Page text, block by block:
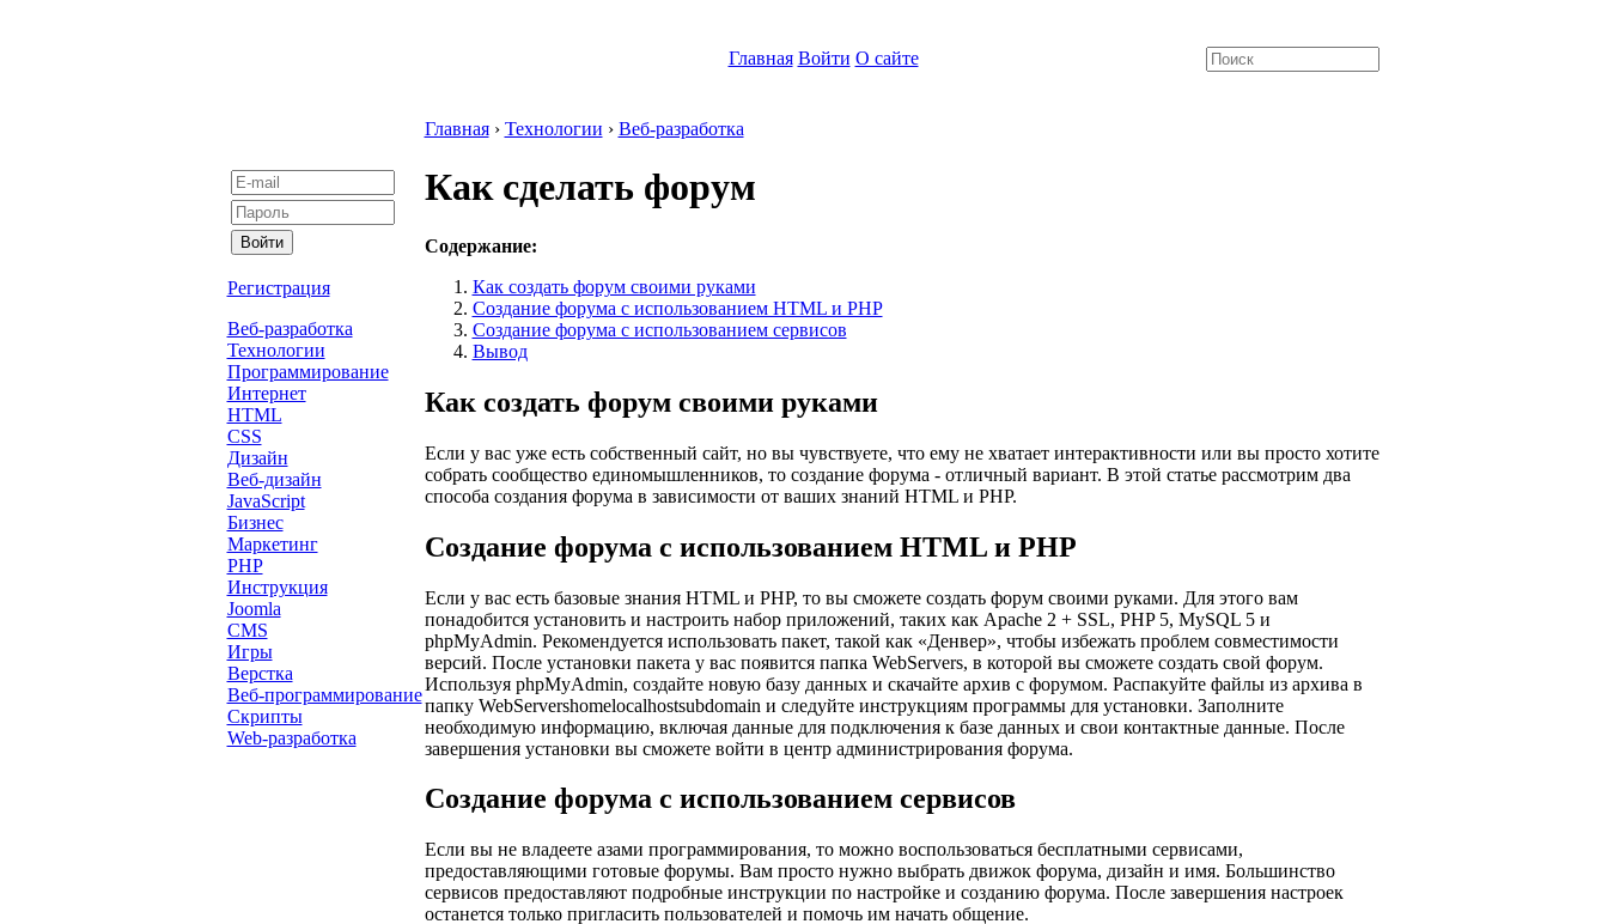
Главная Войти О сайте
Регистрация
Веб-разработка
Технологии
Программирование
Интернет
HTML
CSS
Дизайн
Веб-дизайн
JavaScript
Бизнес
Маркетинг
PHP
Инструкция
Joomla
CMS
Игры
Верстка
Веб-программирование
Скрипты
Web-разработка
Главная› Технологии › Веб-разработка
Как сделать форум
Содержание:
Как создать форум своими руками
Создание форума с использованием HTML и PHP
Создание форума с использованием сервисов
Вывод
Как создать форум своими руками
Если у вас уже есть собственный сайт, но вы чувствуете, что ему не хватает интерактивности или вы просто хотите
собрать сообщество единомышленников, то создание форума - отличный вариант. В этой статье рассмотрим два
способа создания форума в зависимости от ваших знаний HTML и PHP.
Создание форума с использованием HTML и PHP
Если у вас есть базовые знания HTML и PHP, то вы сможете создать форум своими руками. Для этого вам
понадобится установить и настроить набор приложений, таких как Аpache 2 + SSL, PHP 5, MySQL 5 и
phpMyAdmin. Рекомендуется использовать пакет, такой как «Денвер», чтобы избежать проблем совместимости
версий. После установки пакета у вас появится папка WebServers, в которой вы сможете создать свой форум.
Используя phpMyAdmin, создайте новую базу данных и скачайте архив с форумом. Распакуйте файлы из архива в
папку WebServershomelocalhostsubdomain и следуйте инструкциям программы для установки. Заполните
необходимую информацию, включая данные для подключения к базе данных и свои контактные данные. После
завершения установки вы сможете войти в центр администрирования форума.
Создание форума с использованием сервисов
Если вы не владеете азами программирования, то можно воспользоваться бесплатными сервисами,
предоставляющими готовые форумы. Вам просто нужно выбрать движок форума, дизайн и имя. Большинство
сервисов предоставляют подробные инструкции по настройке и созданию форума. После завершения настроек
останется только пригласить пользователей и помочь им начать общение.